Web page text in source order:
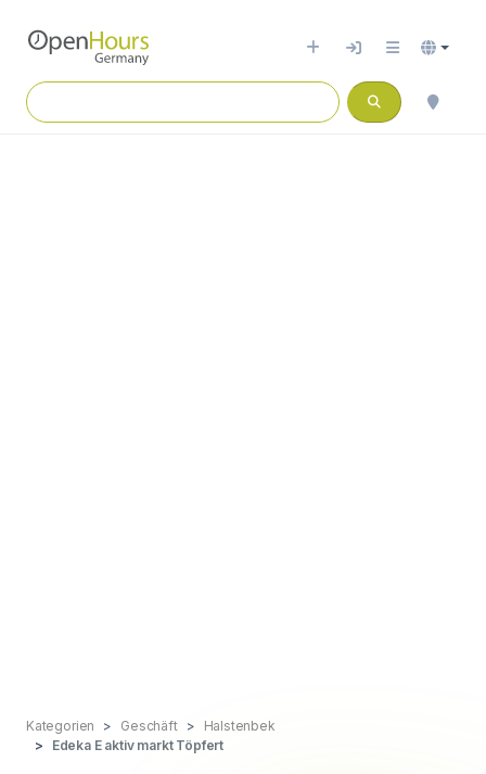
Kategorien Geschäft
Halstenbek
Edeka E aktiv markt Töpfert